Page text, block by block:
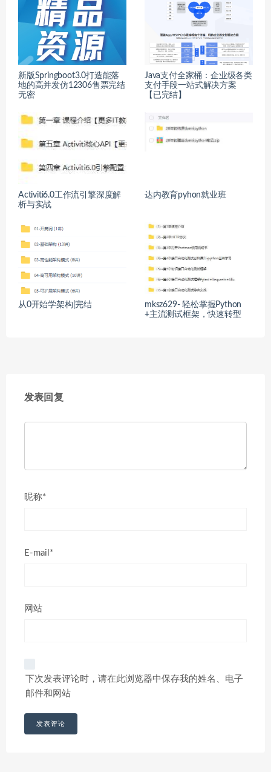
新版Springboot3.0打造能落
地的高并发仿12306售票完结
无密
Java支付全家桶：企业级各类
支付手段一站式解决方案
【已完结】
Activiti6.0工作流引擎深度解
析与实战
达内教育pyhon就业班
从0开始学架构|完结
mksz629- 轻松掌握Python
+主流测试框架，快速转型
发表回复
昵称*
E-mail*
网站
下次发表评论时，请在此浏览器中保存我的姓名、电子
邮件和网站